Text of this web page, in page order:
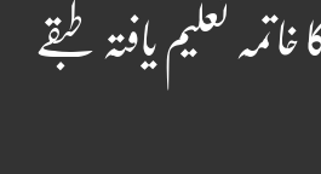
کا خاتمہ تعلیم یافتہ طبقے